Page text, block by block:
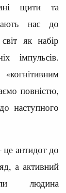
щити та
нас до
як набір
імпульсів.
повністю,
наступного
це антидот до
а активний
людина